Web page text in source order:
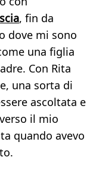
, fin da
dove mi sono
una figlia
Con Rita
una sorta di
ascoltata e
il mio
quando avevo